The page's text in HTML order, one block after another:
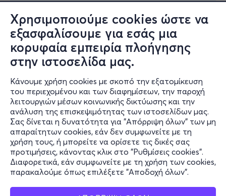
Χρησιμοποιούμε cookies ώστε να
εξασφαλίσουμε για εσάς μια
κορυφαία εμπειρία πλοήγησης
στην ιστοσελίδα μας.
Κάνουμε χρήση cookies με σκοπό την εξατομίκευση
του περιεχομένου και των διαφημίσεων, την παροχή
λειτουργιών μέσων κοινωνικής δικτύωσης και την
ανάλυση της επισκεψιμότητας των ιστοσελίδων μας.
Σας δίνεται η δυνατότητα για "Απόρριψη όλων" των μη
απαραίτητων cookies, εάν δεν συμφωνείτε με τη
χρήση τους, ή μπορείτε να ορίσετε τις δικές σας
προτιμήσεις, κάνοντας κλικ στο "Ρυθμίσεις cookies".
Διαφορετικά, εάν συμφωνείτε με τη χρήση των cookies,
παρακαλούμε όπως επιλέξετε "Αποδοχή όλων".